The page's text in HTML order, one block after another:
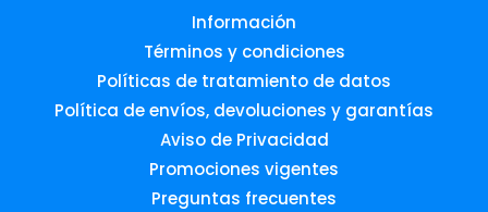
Información
Términos y condiciones
Políticas de tratamiento de datos
Política de envíos, devoluciones y garantías
Aviso de Privacidad
Promociones vigentes
Preguntas frecuentes